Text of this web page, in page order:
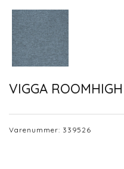
VIGGA ROOMHIGH
Varenummer: 339526